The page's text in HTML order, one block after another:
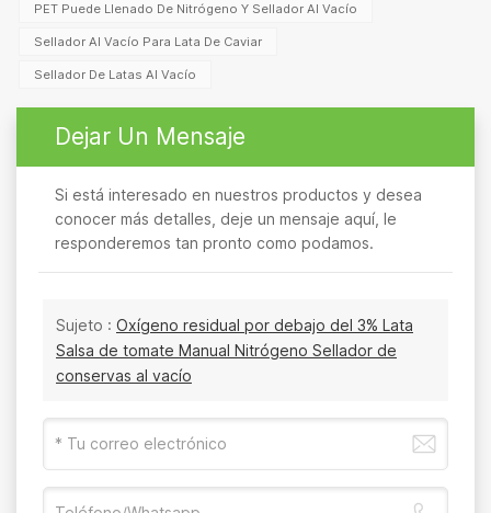
PET Puede Llenado De Nitrógeno Y Sellador Al Vacío
Sellador Al Vacío Para Lata De Caviar
Sellador De Latas Al Vacío
Dejar Un Mensaje
Si está interesado en nuestros productos y desea
conocer más detalles, deje un mensaje aquí, le
responderemos tan pronto como podamos.
Sujeto : Oxígeno residual por debajo del 3% Lata
Salsa de tomate Manual Nitrógeno Sellador de
conservas al vacío